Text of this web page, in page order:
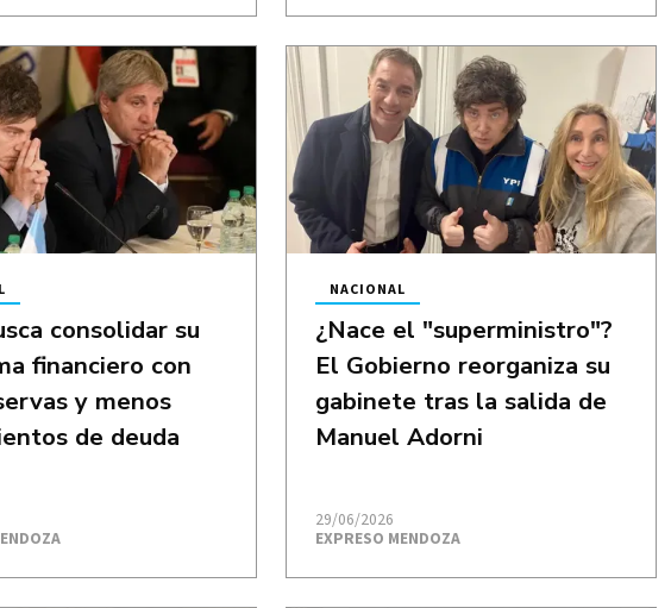
consolidar su
financiero con
y menos
de deuda
¿Nace el "superministro"?
El Gobierno reorganiza su
gabinete tras la salida de
Manuel Adorni
EXPRESO MENDOZA
NACIONAL
29/06/2026